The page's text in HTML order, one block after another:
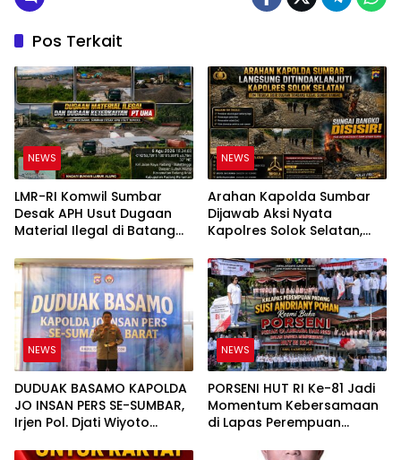
Pos Terkait
NEWS
LMR-RI Komwil Sumbar
Desak APH Usut Dugaan
Material Ilegal di Batang
PT UHA Diminta Diselidiki
Tuntas
NEWS
Arahan Kapolda Sumbar
Dijawab Aksi Nyata
Kapolres Solok Selatan,
Bukan Sekadar Slogan
NEWS
DUDUAK BASAMO KAPOLDA
JO INSAN PERS SE-SUMBAR,
Irjen Pol. Djati Wiyoto
Ruang bagi Pelanggar
NEWS
PORSENI HUT RI Ke-81 Jadi
Momentum Kebersamaan
di Lapas Perempuan